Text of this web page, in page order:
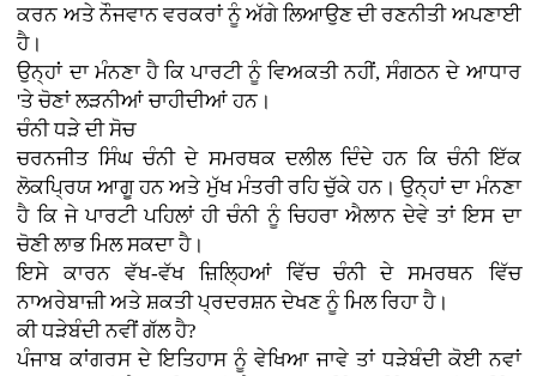
ਕਰਨ ਅਤੇ ਨੌਜਵਾਨ ਵਰਕਰਾਂ ਨੂੰ ਅੱਗੇ ਲਿਆਉਣ ਦੀ ਰਣਨੀਤੀ ਅਪਣਾਈ
ਹੈ।
ਉਨ੍ਹਾਂ ਦਾ ਮੰਨਣਾ ਹੈ ਕਿ ਪਾਰਟੀ ਨੂੰ ਵਿਅਕਤੀ ਨਹੀਂ, ਸੰਗਠਨ ਦੇ ਆਧਾਰ
'ਤੇ ਚੋਣਾਂ ਲੜਨੀਆਂ ਚਾਹੀਦੀਆਂ ਹਨ।
ਚੰਨੀ ਧੜੇ ਦੀ ਸੋਚ
ਚਰਨਜੀਤ ਸਿੰਘ ਚੰਨੀ ਦੇ ਸਮਰਥਕ ਦਲੀਲ ਦਿੰਦੇ ਹਨ ਕਿ ਚੰਨੀ ਇੱਕ
ਲੋਕਪ੍ਰਿਯ ਆਗੂ ਹਨ ਅਤੇ ਮੁੱਖ ਮੰਤਰੀ ਰਹਿ ਚੁੱਕੇ ਹਨ। ਉਨ੍ਹਾਂ ਦਾ ਮੰਨਣਾ
ਹੈ ਕਿ ਜੇ ਪਾਰਟੀ ਪਹਿਲਾਂ ਹੀ ਚੰਨੀ ਨੂੰ ਚਿਹਰਾ ਐਲਾਨ ਦੇਵੇ ਤਾਂ ਇਸ ਦਾ
ਚੋਣੀ ਲਾਭ ਮਿਲ ਸਕਦਾ ਹੈ।
ਇਸੇ ਕਾਰਨ ਵੱਖ-ਵੱਖ ਜ਼ਿਲ੍ਹਿਆਂ ਵਿੱਚ ਚੰਨੀ ਦੇ ਸਮਰਥਨ ਵਿੱਚ
ਨਾਅਰੇਬਾਜ਼ੀ ਅਤੇ ਸ਼ਕਤੀ ਪ੍ਰਦਰਸ਼ਨ ਦੇਖਣ ਨੂੰ ਮਿਲ ਰਿਹਾ ਹੈ।
ਕੀ ਧੜੇਬੰਦੀ ਨਵੀਂ ਗੱਲ ਹੈ?
ਪੰਜਾਬ ਕਾਂਗਰਸ ਦੇ ਇਤਿਹਾਸ ਨੂੰ ਵੇਖਿਆ ਜਾਵੇ ਤਾਂ ਧੜੇਬੰਦੀ ਕੋਈ ਨਵਾਂ